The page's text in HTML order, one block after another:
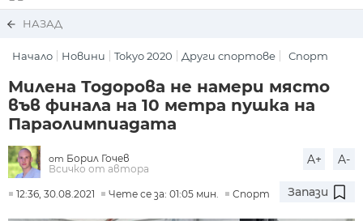
НАЗАД
Начало Новини Tokyo 2020 Други спортове Спорт
Милена Тодорова не намери място
във финала на 10 метра пушка на
Параолимпиадата
от Борил Гочев
Всичко от автора
A+ A-
12:36, 30.08.2021 Чете се за: 01:05 мин. Спорт Запази